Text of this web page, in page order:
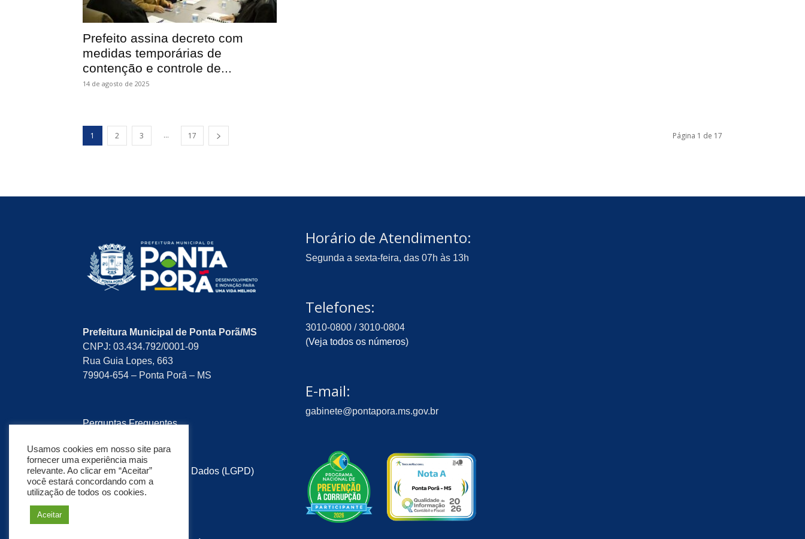
Prefeito assina decreto com
medidas temporárias de
contenção e controle de...
14 de agosto de 2025
1 2 3 ... 17 Página 1 de 17
Prefeitura Municipal de Ponta Porã/MS
CNPJ: 03.434.792/0001-09
Rua Guia Lopes, 663
79904-654 – Ponta Porã – MS
Perguntas Frequentes
Pesquisa de Satisfação
Lei Geral de Proteção de Dados (LGPD)
Política de Privacidade
Horário de Atendimento:
Segunda a sexta-feira, das 07h às 13h
Telefones:
3010-0800 / 3010-0804
(Veja todos os números)
E-mail:
gabinete@pontapora.ms.gov.br
Usamos cookies em nosso site para
fornecer uma experiência mais
relevante. Ao clicar em “Aceitar”
você estará concordando com a
utilização de todos os cookies.
Aceitar